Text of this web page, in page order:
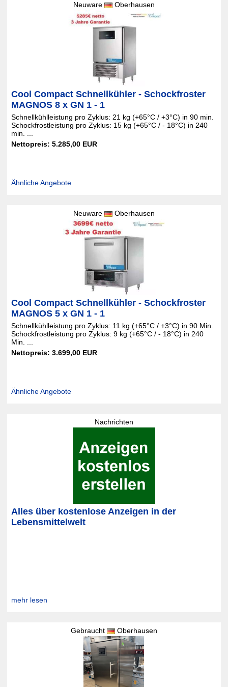
Neuware Oberhausen
Cool Compact Schnellkühler - Schockfroster
MAGNOS 8 x GN 1 - 1
Schnellkühlleistung pro Zyklus: 21 kg (+65°C / +3°C) in 90 min.
Schockfrostleistung pro Zyklus: 15 kg (+65°C / - 18°C) in 240
min. ...
Nettopreis: 5.285,00 EUR
Ähnliche Angebote
Neuware Oberhausen
Cool Compact Schnellkühler - Schockfroster
MAGNOS 5 x GN 1 - 1
Schnellkühlleistung pro Zyklus: 11 kg (+65°C / +3°C) in 90 Min.
Schockfrostleistung pro Zyklus: 9 kg (+65°C / - 18°C) in 240
Min. ...
Nettopreis: 3.699,00 EUR
Ähnliche Angebote
Nachrichten
Alles über kostenlose Anzeigen in der
Lebensmittelwelt
mehr lesen
Gebraucht Oberhausen